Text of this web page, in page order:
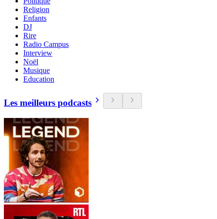
Religion
Enfants
DJ
Rire
Radio Campus
Interview
Noël
Musique
Education
Les meilleurs podcasts